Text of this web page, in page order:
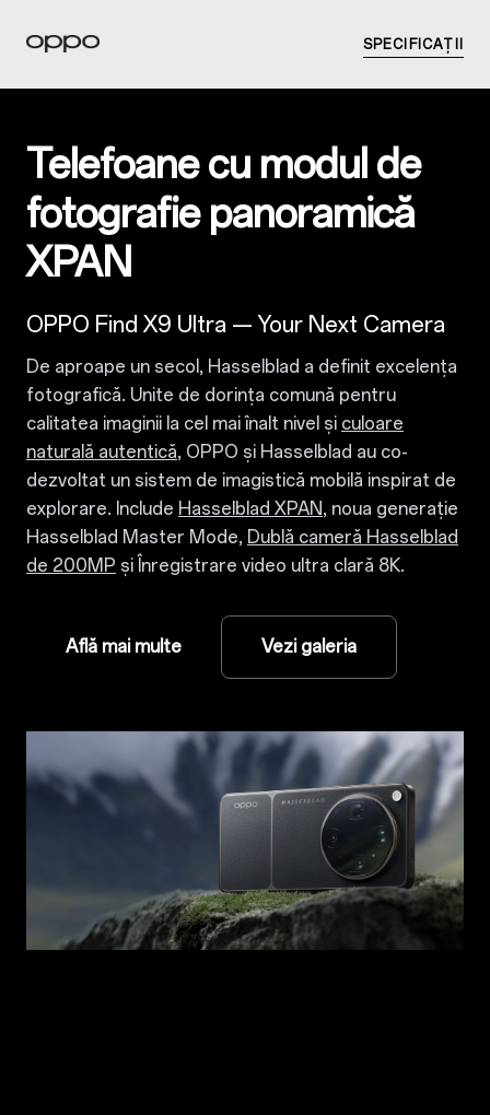
SPECIFICAȚII
Telefoane cu modul de
fotografie panoramică
XPAN
OPPO Find X9 Ultra — Your Next Camera
De aproape un secol, Hasselblad a definit excelența
fotografică. Unite de dorința comună pentru
calitatea imaginii la cel mai înalt nivel și culoare
naturală autentică, OPPO și Hasselblad au co-
dezvoltat un sistem de imagistică mobilă inspirat de
explorare. Include Hasselblad XPAN, noua generație
Hasselblad Master Mode, Dublă cameră Hasselblad
de 200MP și Înregistrare video ultra clară 8K.
Află mai multe Vezi galeria